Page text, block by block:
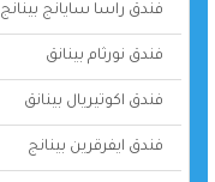
فندق راسا سايانج بينانج
فندق نورثام بينانق
فندق اكوتيريال بينانق
فندق ايفرقرين بينانج